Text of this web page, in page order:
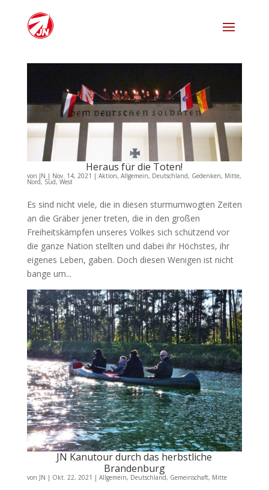
Heraus für die Toten!
von JN | Nov. 14, 2021 | Aktion, Allgemein, Deutschland, Gedenken, Mitte,
Nord, Süd, West
Es sind nicht viele, die in diesen sturmumwogten Zeiten
an die Gräber jener treten, die in den großen
Freiheitskämpfen unseres Volkes sich schützend vor
die ganze Nation stellten und dabei ihr Höchstes, ihr
eigenes Leben, gaben. Doch diesen Wenigen ist nicht
bange um...
JN Kanutour durch das herbstliche
Brandenburg
von JN | Okt. 22, 2021 | Allgemein, Deutschland, Gemeinschaft, Mitte